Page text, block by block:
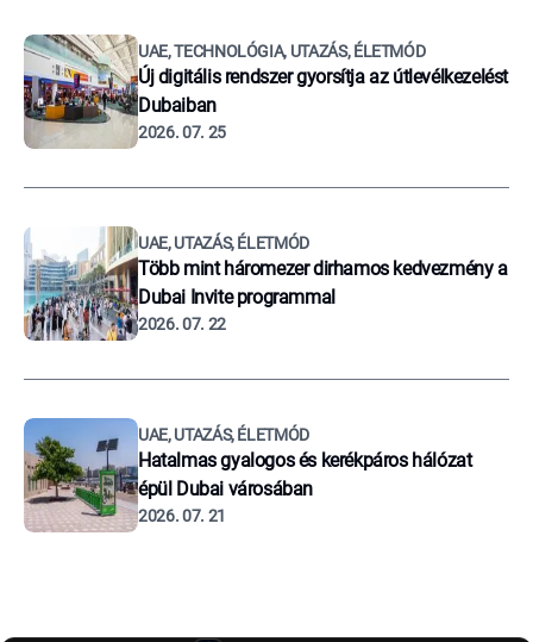
UAE, TECHNOLÓGIA, UTAZÁS, ÉLETMÓD
Új digitális rendszer gyorsítja az útlevélkezelést
Dubaiban
2026. 07. 25
UAE, UTAZÁS, ÉLETMÓD
Több mint háromezer dirhamos kedvezmény a
Dubai Invite programmal
2026. 07. 22
UAE, UTAZÁS, ÉLETMÓD
Hatalmas gyalogos és kerékpáros hálózat
épül Dubai városában
2026. 07. 21